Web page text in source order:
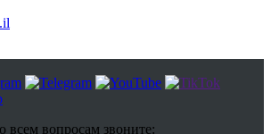
всем вопросам звоните: